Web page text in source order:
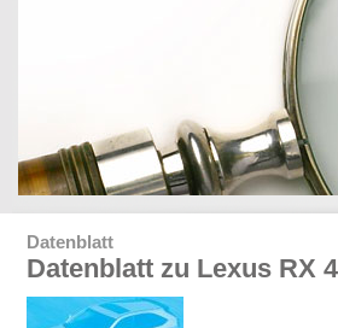
Datenblatt
Datenblatt zu Lexus RX